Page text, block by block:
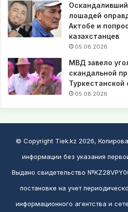
лошадей
Актобе и
казахстанцев
05.08.2026
МВД завело
скандальной
Туркестанской
05.08.2026
© Copyright Tiek.kz 2026,
информации без указания
Выдано свидетельство
постановке на учет
информационного агентства и